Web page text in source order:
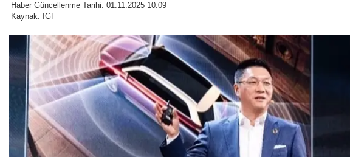
Haber Güncellenme Tarihi: 01.11.2025 10:09
Kaynak: IGF